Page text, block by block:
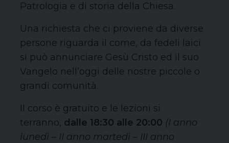
Patrologia e di storia della Chiesa.
Una richiesta che ci proviene da diverse
persone riguarda il come, da fedeli laici
si può annunciare Gesù Cristo ed il suo
Vangelo nell’oggi delle nostre piccole o
grandi comunità.
Il corso è gratuito e le lezioni si
terranno, dalle 18:30 alle 20:00 (I anno
lunedì – II anno martedì – III anno